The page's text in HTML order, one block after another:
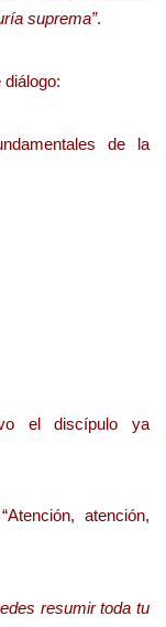
suprema”.
diálogo:
de la
el discípulo ya
atención,
resumir toda tu